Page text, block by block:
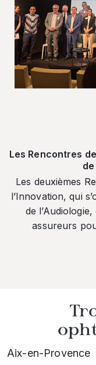
Les Rencontres
Les deuxièmes
l’Innovation, qui
de
assureurs
Aix-en-Provence